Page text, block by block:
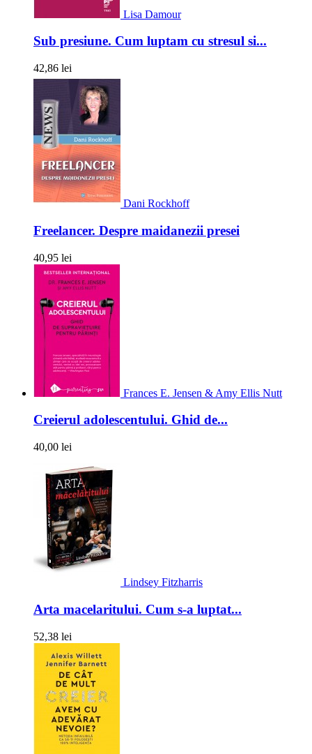
Lisa Damour
Sub presiune. Cum luptam cu stresul si...
42,86 lei
Dani Rockhoff
Freelancer. Despre maidanezii presei
40,95 lei
Frances E. Jensen & Amy Ellis Nutt
Creierul adolescentului. Ghid de...
40,00 lei
Lindsey Fitzharris
Arta macelaritului. Cum s-a luptat...
52,38 lei